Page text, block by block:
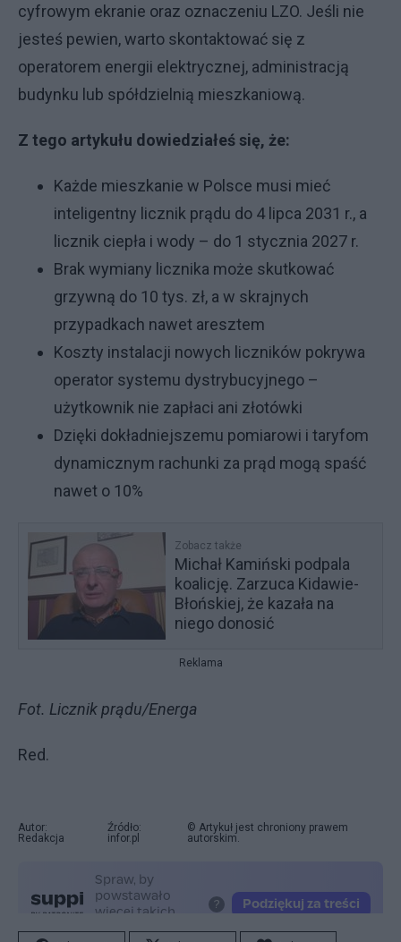
cyfrowym ekranie oraz oznaczeniu LZO. Jeśli nie
jesteś pewien, warto skontaktować się z
operatorem energii elektrycznej, administracją
budynku lub spółdzielnią mieszkaniową.
Z tego artykułu dowiedziałeś się, że:
Każde mieszkanie w Polsce musi mieć
inteligentny licznik prądu do 4 lipca 2031 r., a
licznik ciepła i wody – do 1 stycznia 2027 r.
Brak wymiany licznika może skutkować
grzywną do 10 tys. zł, a w skrajnych
przypadkach nawet aresztem
Koszty instalacji nowych liczników pokrywa
operator systemu dystrybucyjnego –
użytkownik nie zapłaci ani złotówki
Dzięki dokładniejszemu pomiarowi i taryfom
dynamicznym rachunki za prąd mogą spaść
nawet o 10%
Zobacz także
Michał Kamiński podpala
koalicję. Zarzuca Kidawie-
Błońskiej, że kazała na
niego donosić
Reklama
Fot. Licznik prądu/Energa
Red.
Autor:
Redakcja
Źródło:
infor.pl
© Artykuł jest chroniony prawem
autorskim.